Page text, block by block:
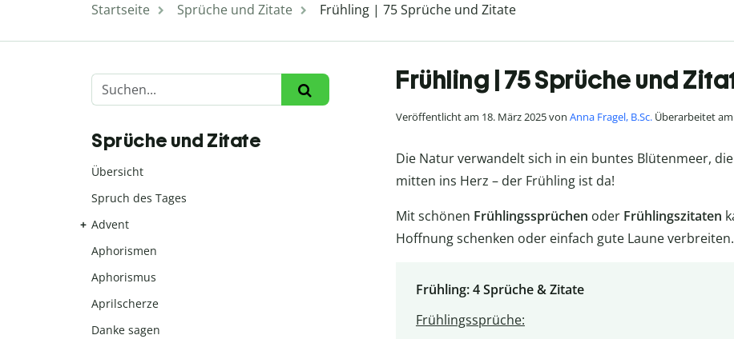
Startseite Sprüche und Zitate Frühling | 75 Sprüche und Zitate
Frühling | 75 Sprüche und
Veröffentlicht am 18. März 2025 von Anna Fragel, B.Sc. Überarbeitet
Die Natur verwandelt sich in ein buntes Blütenmeer,
mitten ins Herz – der Frühling ist da!
Mit schönen Frühlingssprüchen oder Frühlingszitaten
Hoffnung schenken oder einfach gute Laune verbreiten.
Frühling: 4 Sprüche & Zitate
Frühlingssprüche:
Sprüche und Zitate
Übersicht
Spruch des Tages
Advent
Aphorismen
Aphorismus
Aprilscherze
Danke sagen